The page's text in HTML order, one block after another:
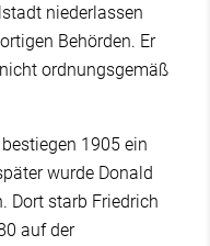
niederlassen
Behörden. Er
ordnungsgemäß
1905 ein
wurde Donald
Dort starb Friedrich
auf der